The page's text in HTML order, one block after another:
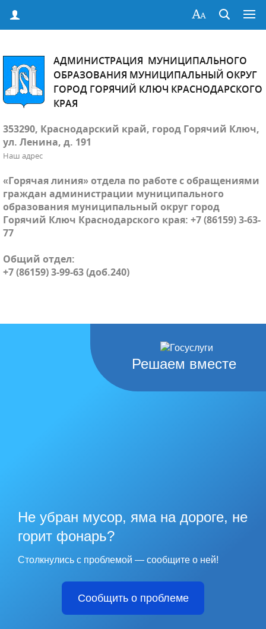
АДМИНИСТРАЦИЯ МУНИЦИПАЛЬНОГО
ОБРАЗОВАНИЯ МУНИЦИПАЛЬНЫЙ ОКРУГ
ГОРОД ГОРЯЧИЙ КЛЮЧ КРАСНОДАРСКОГО
КРАЯ
353290, Краснодарский край, город Горячий Ключ,
ул. Ленина, д. 191
Наш адрес
«Горячая линия» отдела по работе с обращениями
граждан администрации муниципального
образования муниципальный округ город
Горячий Ключ Краснодарского края: +7 (86159) 3-63-
77
Общий отдел:
+7 (86159) 3-99-63 (доб.240)
Решаем вместе
Не убран мусор, яма на дороге, не
горит фонарь?
Столкнулись с проблемой — сообщите о ней!
Сообщить о проблеме